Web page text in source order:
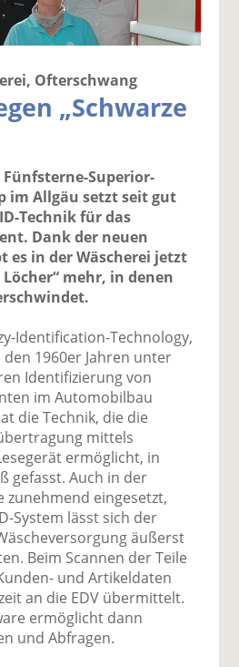
Ofterschwang
„Schwarze
Fünfsterne-Superior-
im Allgäu setzt seit gut
Technik für das
Dank der neuen
es in der Wäscherei jetzt
mehr, in denen
Identification-Technology,
den 1960er Jahren unter
Identifizierung von
im Automobilbau
die Technik, die die
mittels
ermöglicht, in
gefasst. Auch in der
zunehmend eingesetzt,
System lässt sich der
äußerst
Beim Scannen der Teile
und Artikeldaten
an die EDV übermittelt.
ermöglicht dann
und Abfragen.